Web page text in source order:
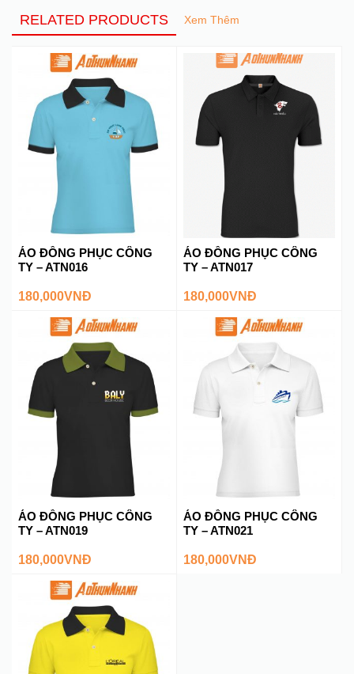
RELATED PRODUCTS Xem Thêm
ÁO ĐỒNG PHỤC CÔNG
TY – ATN016
180,000VNĐ
ÁO ĐỒNG PHỤC CÔNG
TY – ATN017
180,000VNĐ
ÁO ĐỒNG PHỤC CÔNG
TY – ATN019
180,000VNĐ
ÁO ĐỒNG PHỤC CÔNG
TY – ATN021
180,000VNĐ